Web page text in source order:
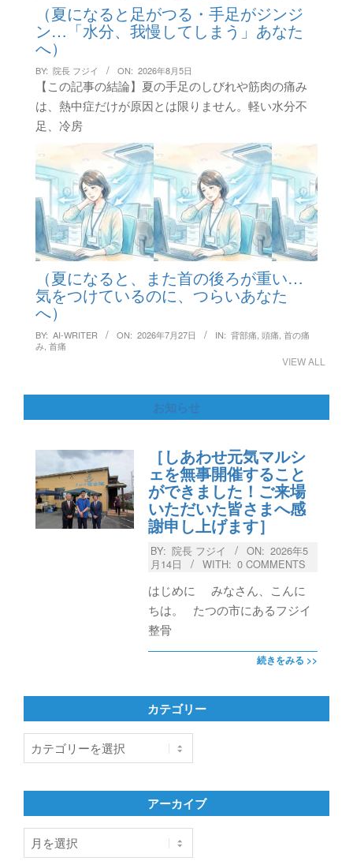
（夏になると足がつる・手足がジンジ
ン…「水分、我慢してしまう」あなた
へ）
BY: 院長 フジイ ON: 2026年8月5日
【この記事の結論】夏の手足のしびれや筋肉の痛み
は、熱中症だけが原因とは限りません。軽い水分不
足、冷房
（夏になると、また首の後ろが重い…
気をつけているのに、つらいあなた
へ）
BY: AI-WRITER ON: 2026年7月27日 IN: 背部痛 頭痛 首の痛
み 首痛
VIEW ALL
お知らせ
［しあわせ元気マルシ
ェを無事開催すること
ができました！ご来場
いただいた皆さまへ感
謝申し上げます］
BY: 院長 フジイ ON: 2026年5
月14日
WITH: 0 COMMENTS
はじめに みなさん、こんに
ちは。 たつの市にあるフジイ
整骨
続きをみる >>
カテゴリー
テ
リ
アーカイブ
ア
ー